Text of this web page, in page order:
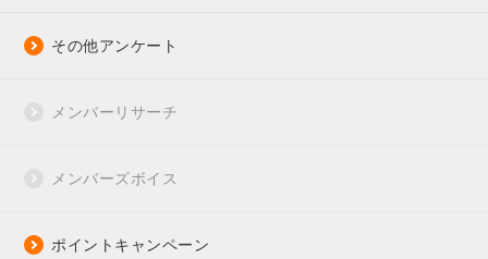
その他アンケート
メンバーリサーチ
メンバーズボイス
ポイントキャンペーン